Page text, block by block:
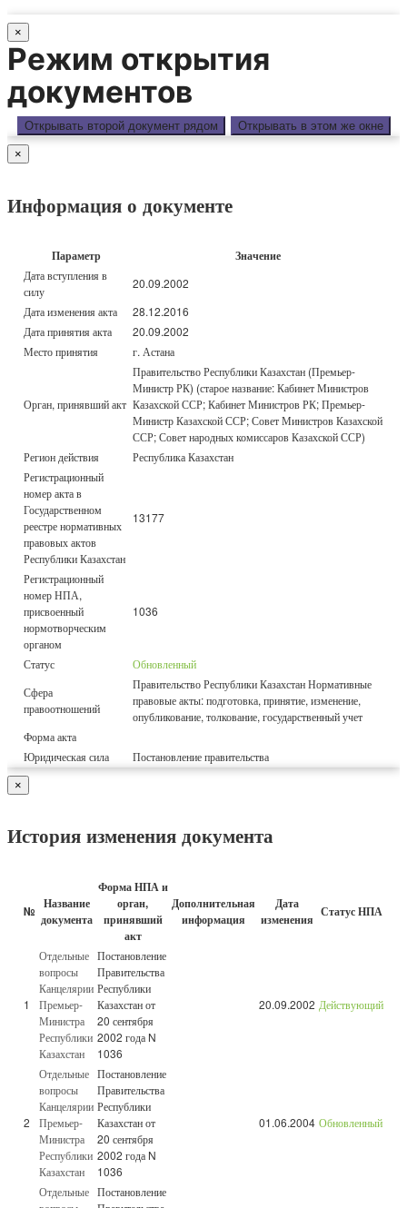
×
Режим открытия
документов
Открывать второй документ рядом Открывать в этом же окне
×
Информация о документе
Параметр Значение
Дата вступления в
силу
20.09.2002
Дата изменения акта
28.12.2016
Дата принятия акта
20.09.2002
Место принятия
г. Астана
Орган, принявший акт
Правительство Республики Казахстан (Премьер-
Министр РК) (старое название: Кабинет Министров
Казахской ССР; Кабинет Министров РК; Премьер-
Министр Казахской ССР; Совет Министров Казахской
ССР; Совет народных комиссаров Казахской ССР)
Регион действия
Республика Казахстан
Регистрационный
номер акта в
Государственном
реестре нормативных
правовых актов
Республики Казахстан
13177
Регистрационный
номер НПА,
присвоенный
нормотворческим
органом
1036
Статус
Обновленный
Сфера
правоотношений
Правительство Республики Казахстан Нормативные
правовые акты: подготовка, принятие, изменение,
опубликование, толкование, государственный учет
Форма акта
Юридическая сила
Постановление правительства
×
История изменения документа
№ Название
документа
Форма НПА и
орган,
принявший
акт
Дополнительная
информация
Дата
изменения Статус НПА
1
Отдельные
вопросы
Канцелярии
Премьер-
Министра
Республики
Казахстан
Постановление
Правительства
Республики
Казахстан от
20 сентября
2002 года N
1036
20.09.2002 Действующий
2
Отдельные
вопросы
Канцелярии
Премьер-
Министра
Республики
Казахстан
Постановление
Правительства
Республики
Казахстан от
20 сентября
2002 года N
1036
01.06.2004 Обновленный
Отдельные Постановление